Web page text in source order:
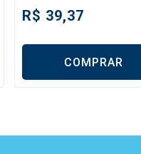
R$ 39,37
COMPRAR